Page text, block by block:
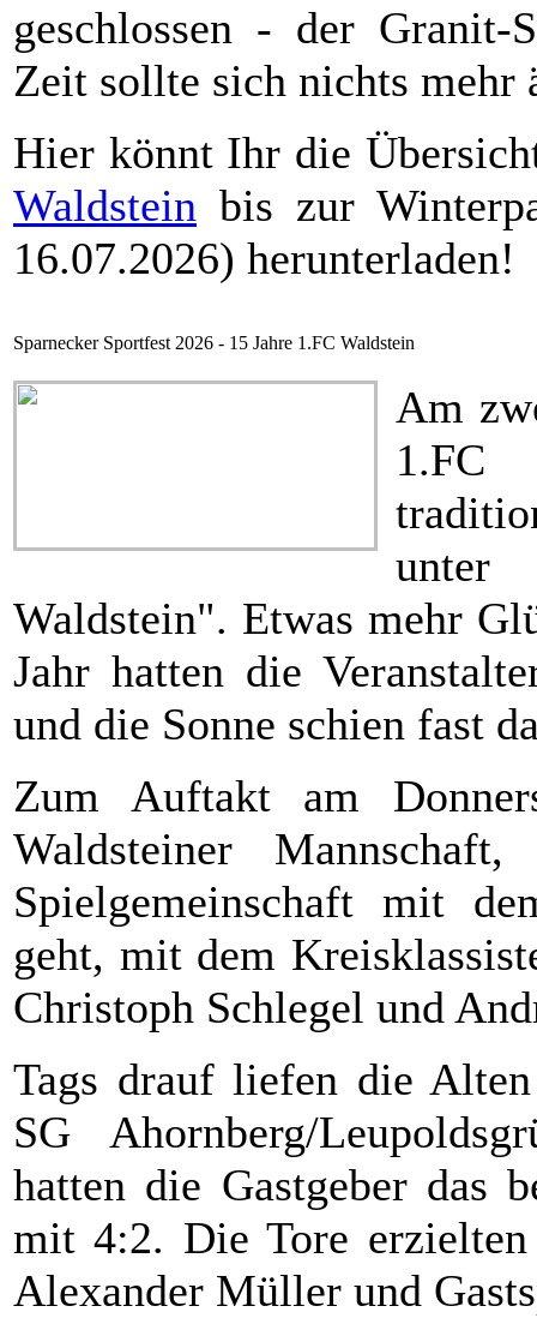
geschlossen - der Granit-
Zeit sollte sich nichts mehr
Hier könnt Ihr die
Waldstein bis zur
16.07.2026) herunterladen!
Sparnecker Sportfest 2026 - 15 Jahre 1.FC Waldstein
Am
1.FC
unter
Waldstein". Etwas mehr
Jahr hatten die
und die Sonne schien fast
Zum Auftakt am
Waldsteiner
Spielgemeinschaft mit
geht, mit dem
Christoph Schlegel und
Tags drauf liefen die
SG Ahornberg/
hatten die Gastgeber das
mit 4:2. Die Tore
Alexander Müller und